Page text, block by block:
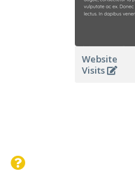
Website
Visits